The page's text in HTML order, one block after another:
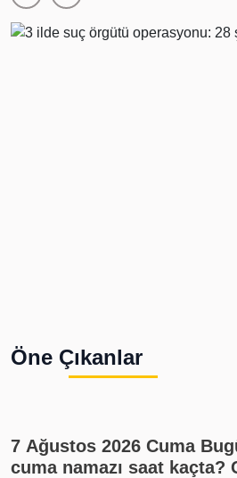
Öne Çıkanlar
7 Ağustos 2026 Cuma
cuma namazı saat kaçta?